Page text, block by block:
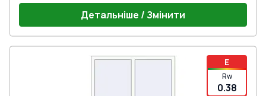
Детальніше / Змінити
E
Rw
0.38